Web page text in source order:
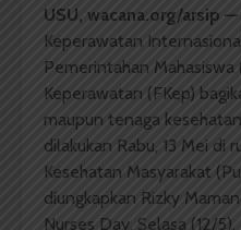
USU, wacana.org/arsip —
Keperawatan
Pemerintahan Mahasiswa
Keperawatan (FKep)
maupun tenaga
dilakukan Rabu, 13 Mei di
Kesehatan Masyarakat
diungkapkan Rizky
Nurses Day, Selasa (12/5).